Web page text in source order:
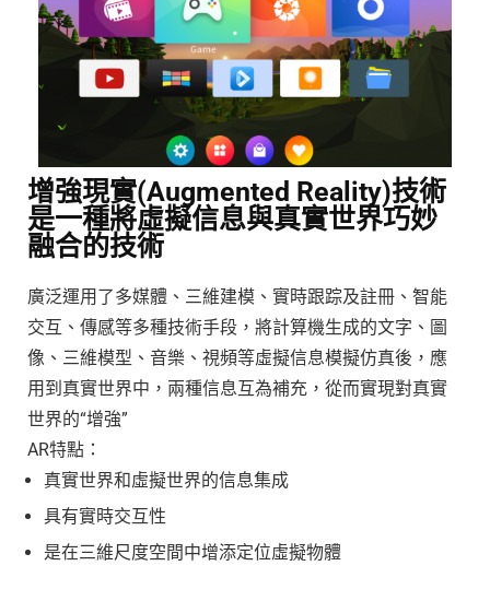
增強現實(Augmented Reality)技術
是一種將虛擬信息與真實世界巧妙
融合的技術
廣泛運用了多媒體、三維建模、實時跟踪及註冊、智能
交互、傳感等多種技術手段，將計算機生成的文字、圖
像、三維模型、音樂、視頻等虛擬信息模擬仿真後，應
用到真實世界中，兩種信息互為補充，從而實現對真實
世界的“增強”
AR特點：
真實世界和虛擬世界的信息集成
具有實時交互性
是在三維尺度空間中增添定位虛擬物體